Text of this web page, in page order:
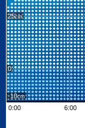
25
0
-10
0:00
6:00